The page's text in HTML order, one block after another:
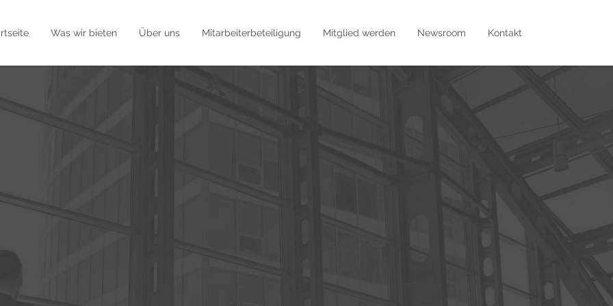
Was wir bieten Über uns Mitarbeiterbeteiligung Mitglied werden Newsroom Kontakt